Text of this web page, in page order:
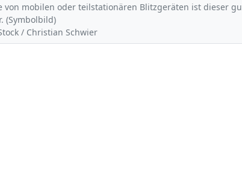
von mobilen oder teilstationären Blitzgeräten ist dieser
(Symbolbild)
/ Christian Schwier